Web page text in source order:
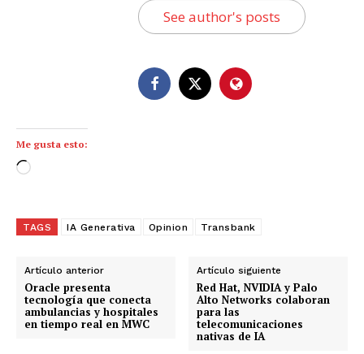
See author's posts
Me gusta esto:
C
g
n
d
o
.
TAGS IA Generativa Opinion Transbank
Artículo anterior
Oracle presenta
tecnología que conecta
ambulancias y hospitales
en tiempo real en MWC
Artículo siguiente
Red Hat, NVIDIA y Palo
Alto Networks colaboran
para las
telecomunicaciones
nativas de IA